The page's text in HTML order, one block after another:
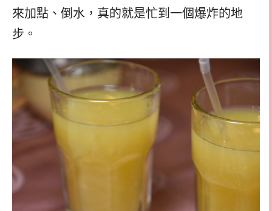
來加點、倒水，真的就是忙到一個爆炸的地
步。